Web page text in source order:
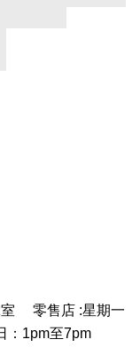
室 零售店 :星期一
：1pm至7pm